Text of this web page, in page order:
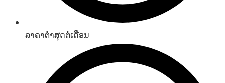
ລາຄາຕໍ່າສຸດຕໍ່ເດືອນ